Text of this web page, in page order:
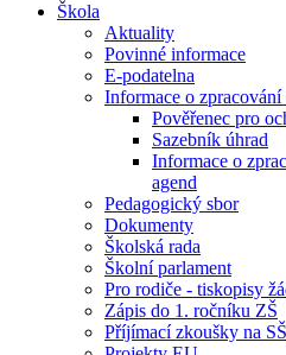
Škola
Aktuality
Povinné informace
E-podatelna
Informace o
Pověřenec pro
Sazebník úhrad
Informace o
agend
Pedagogický sbor
Dokumenty
Školská rada
Školní parlament
Pro rodiče - tiskopisy
Zápis do 1. ročníku ZŠ
Příjímací zkoušky na SŠ